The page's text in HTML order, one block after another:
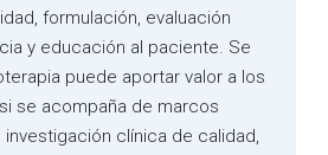
formulación, evaluación
y educación al paciente. Se
puede aportar valor a los
se acompaña de marcos
clínica de calidad,